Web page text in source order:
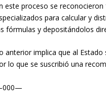
este proceso se
para calcular y
fórmulas y depositándolos
anterior implica que al
lo que se suscribió una